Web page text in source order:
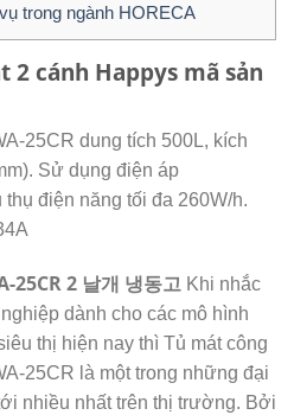
trong ngành HORECA
cánh Happys mã sản
25CR dung tích 500L, kích
Sử dụng điện áp
điện năng tối đa 260W/h.
25CR 2 날개 냉동고 Khi nhắc
dành cho các mô hình
thị hiện nay thì Tủ mát công
25CR là một trong những đại
nhiều nhất trên thị trường. Bởi